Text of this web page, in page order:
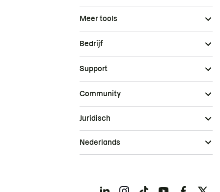
Meer tools
Bedrijf
Support
Community
Juridisch
Nederlands